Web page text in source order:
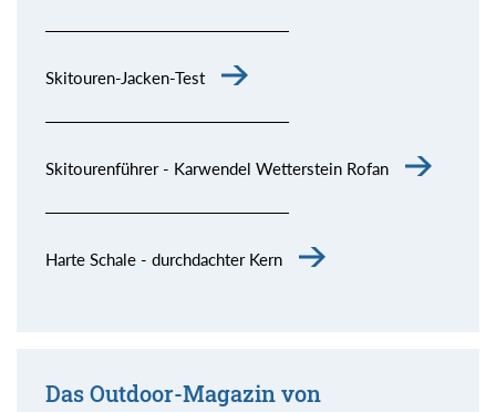
Skitouren-Jacken-Test
Skitourenführer - Karwendel Wetterstein Rofan
Harte Schale - durchdachter Kern
Das Outdoor-Magazin von